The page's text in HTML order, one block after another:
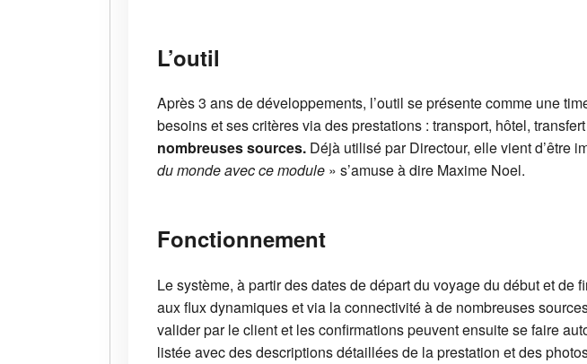
L’outil
Après 3 ans de développements, l’outil se présente comme une
besoins et ses critères via des prestations : transport, hôtel,
nombreuses sources. Déjà utilisé par Directour, elle vient d’être
du monde avec ce module » s’amuse à dire Maxime Noel.
Fonctionnement
Le système, à partir des dates de départ du voyage du début et de
aux flux dynamiques et via la connectivité à de nombreuses
valider par le client et les confirmations peuvent ensuite se faire
listée avec des descriptions détaillées de la prestation et des